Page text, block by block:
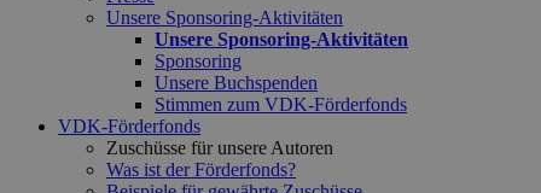
Unsere Sponsoring-Aktivitäten
Unsere Sponsoring-Aktivitäten
Sponsoring
Unsere Buchspenden
Stimmen zum VDK-Förderfonds
VDK-Förderfonds
Zuschüsse für unsere Autoren
Was ist der Förderfonds?